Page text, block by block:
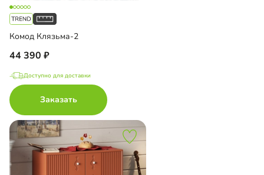
Комод Клязьма-2
44 390
Доступно для доставки
Заказать